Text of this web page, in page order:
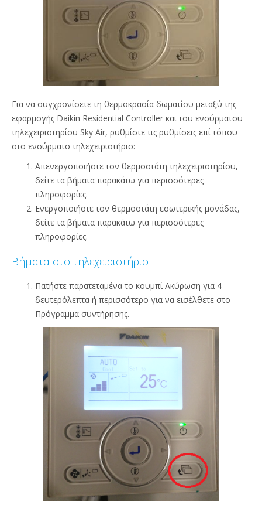
Για να συγχρονίσετε τη θερμοκρασία δωματίου μεταξύ της
εφαρμογής Daikin Residential Controller και του ενσύρματου
τηλεχειριστηρίου Sky Air, ρυθμίστε τις ρυθμίσεις επί τόπου
στο ενσύρματο τηλεχειριστήριο:
Απενεργοποιήστε τον θερμοστάτη τηλεχειριστηρίου,
δείτε τα βήματα παρακάτω για περισσότερες
πληροφορίες.
Ενεργοποιήστε τον θερμοστάτη εσωτερικής μονάδας,
δείτε τα βήματα παρακάτω για περισσότερες
πληροφορίες.
Βήματα στο τηλεχειριστήριο
Πατήστε παρατεταμένα το κουμπί Ακύρωση για 4
δευτερόλεπτα ή περισσότερο για να εισέλθετε στο
Πρόγραμμα συντήρησης.